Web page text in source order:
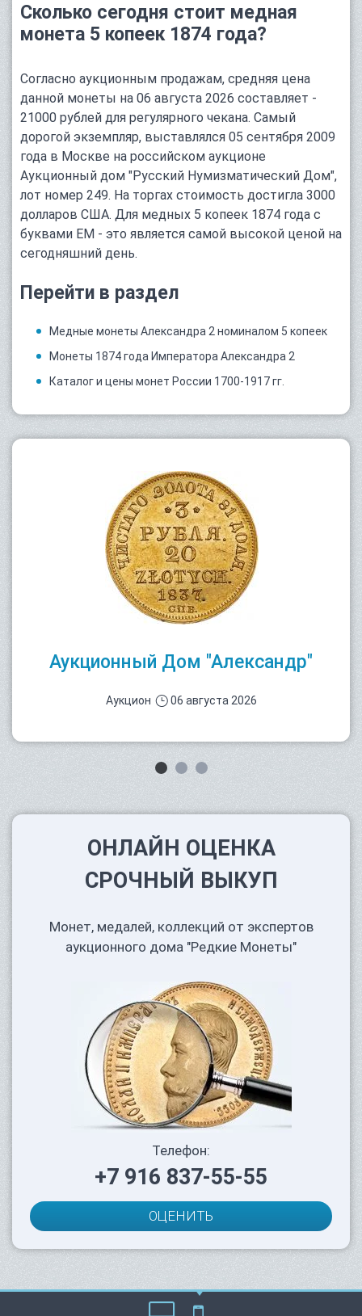
Сколько сегодня стоит медная
монета 5 копеек 1874 года?
Согласно аукционным продажам, средняя цена
данной монеты на 06 августа 2026 составляет -
21000 рублей для регулярного чекана. Самый
дорогой экземпляр, выставлялся 05 сентября 2009
года в Москве на российском аукционе
Аукционный дом "Русский Нумизматический Дом",
лот номер 249. На торгах стоимость достигла 3000
долларов США. Для медных 5 копеек 1874 года с
буквами ЕМ - это является самой высокой ценой на
сегодняшний день.
Перейти в раздел
Медные монеты Александра 2 номиналом 5 копеек
Монеты 1874 года Императора Александра 2
Каталог и цены монет России 1700-1917 гг.
Аукционный Дом "Александр"
Аукцион 06 августа 2026
ОНЛАЙН ОЦЕНКА
СРОЧНЫЙ ВЫКУП
Монет, медалей, коллекций от экспертов
аукционного дома "Редкие Монеты"
Телефон:
+7 916 837-55-55
ОЦЕНИТЬ